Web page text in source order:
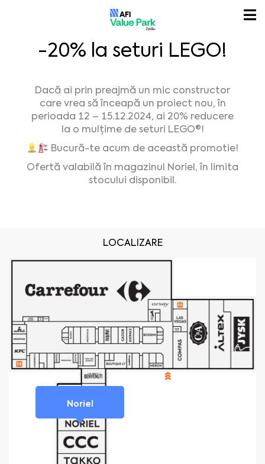
-20% la seturi LEGO!
Dacă ai prin preajmă un mic constructor
care vrea să înceapă un proiect nou, în
perioada 12 – 15.12.2024, ai 20% reducere
la o mulțime de seturi LEGO®!
Bucură-te acum de această promotie!
Ofertă valabilă în magazinul Noriel, în limita
stocului disponibil.
LOCALIZARE
Noriel